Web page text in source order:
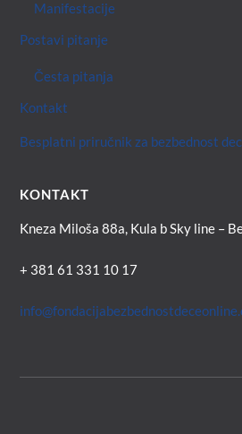
Manifestacije
Postavi pitanje
Česta pitanja
Kontakt
Besplatni priručnik za bezbednost
KONTAKT
Kneza Miloša 88a, Kula b Sky line –
+ 381 61 331 10 17